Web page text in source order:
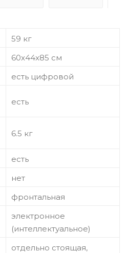
59 кг
60x44x85 см
есть цифровой
есть
6.5 кг
есть
нет
фронтальная
электронное
(интеллектуальное)
отдельно стоящая,